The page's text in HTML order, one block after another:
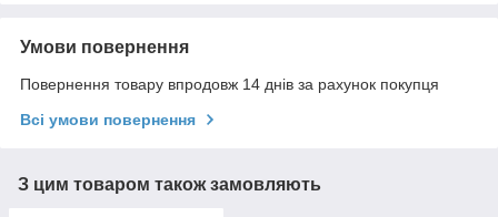
Умови повернення
Повернення товару впродовж 14 днів за рахунок покупця
Всі умови повернення
З цим товаром також замовляють